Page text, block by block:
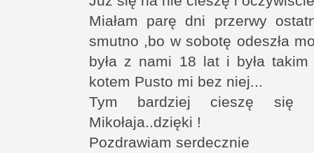
Miałam parę dni przerwy
smutno ,bo w sobotę odeszła
była z nami 18 lat i była
kotem Pusto mi bez niej...
Tym bardziej cieszę się z
Mikołaja..dzięki !
Pozdrawiam serdecznie